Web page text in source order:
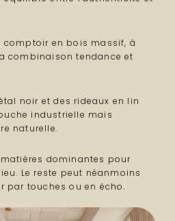
comptoir en bois massif, à
combinaison tendance et
noir et des rideaux en lin
industrielle mais
naturelle.
dominantes pour
Le reste peut néanmoins
par touches ou en écho.